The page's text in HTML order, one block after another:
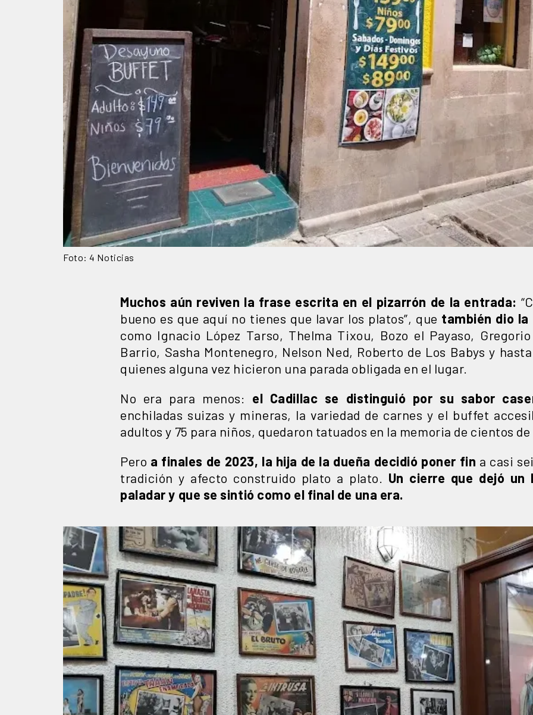
Foto: 4 Noticias
Muchos aún reviven la frase escrita en el pizarrón de la entrada:
bueno es que aquí no tienes que lavar los platos”, que también dio
como Ignacio López Tarso, Thelma Tixou, Bozo el Payaso,
Barrio, Sasha Montenegro, Nelson Ned, Roberto de Los Babys y
quienes alguna vez hicieron una parada obligada en el lugar.
No era para menos: el Cadillac se distinguió por su sabor
enchiladas suizas y mineras, la variedad de carnes y el buffet
adultos y 75 para niños, quedaron tatuados en la memoria de cientos
Pero a finales de 2023, la hija de la dueña decidió poner fin a casi
tradición y afecto construido plato a plato. Un cierre que dejó un
paladar y que se sintió como el final de una era.